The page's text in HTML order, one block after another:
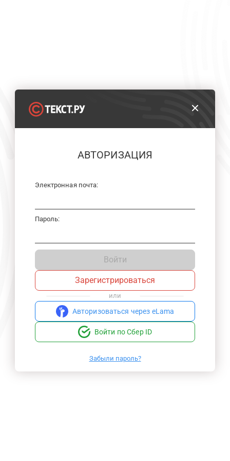
АВТОРИЗАЦИЯ
Электронная почта:
Пароль:
Войти
Зарегистрироваться
или
Авторизоваться через eLama
Войти по Сбер ID
Забыли пароль?